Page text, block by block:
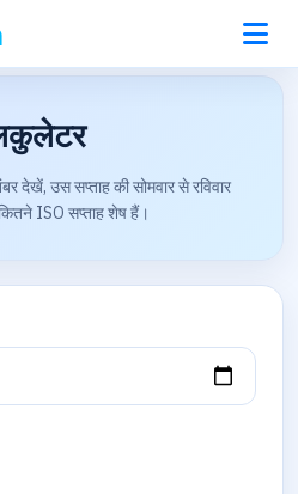
देखें, उस सप्ताह की सोमवार से रविवार
ISO सप्ताह शेष हैं।